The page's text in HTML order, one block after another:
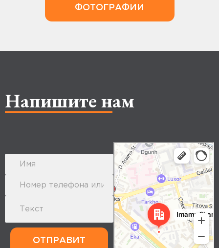
ФОТОГРАФИИ
Напишите нам
ОТПРАВИТ
Makhachkala
Yandex Maps: search for places,
transport, and routes